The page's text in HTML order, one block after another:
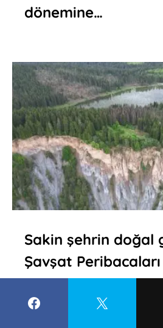
dönemine…
Sakin şehrin doğal
Şavşat Peribacaları